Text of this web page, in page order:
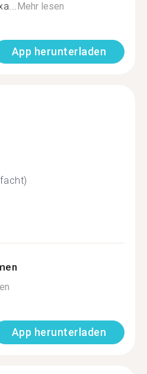
Mehr lesen
App herunterladen
App herunterladen